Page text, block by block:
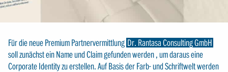
Für die neue Premium Partnervermittlung Dr. Rantasa Consulting GmbH
soll zunächst ein Name und Claim gefunden werden , um daraus eine
Corporate Identity zu erstellen. Auf Basis der Farb- und Schriftwelt werden